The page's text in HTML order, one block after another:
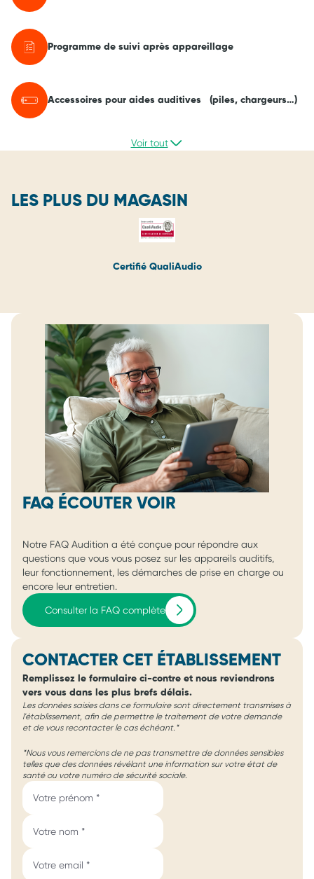
Programme de suivi après appareillage
Accessoires pour aides auditives (piles, chargeurs…)
Voir tout
LES PLUS DU MAGASIN
Certifié QualiAudio
FAQ ÉCOUTER VOIR
Notre FAQ Audition a été conçue pour répondre aux
questions que vous vous posez sur les appareils auditifs,
leur fonctionnement, les démarches de prise en charge ou
encore leur entretien.
Consulter la FAQ complète
CONTACTER CET ÉTABLISSEMENT
Remplissez le formulaire ci-contre et nous reviendrons
vers vous dans les plus brefs délais.
Les données saisies dans ce formulaire sont directement transmises à
l'établissement, afin de permettre le traitement de votre demande
et de vous recontacter le cas échéant.*
*Nous vous remercions de ne pas transmettre de données sensibles
telles que des données révélant une information sur votre état de
santé ou votre numéro de sécurité sociale.